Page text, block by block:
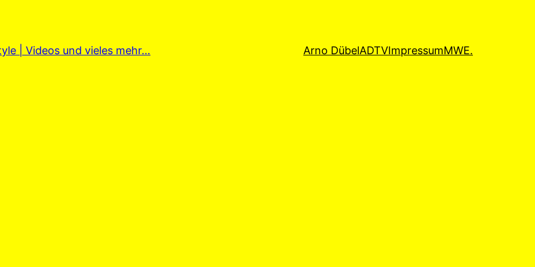
| Videos und vieles mehr… Arno DübelADTVImpressumMWE.